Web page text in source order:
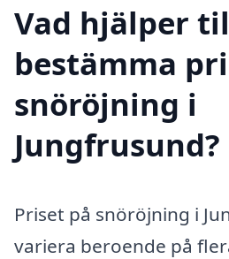
Vad hjälper
bestämma
snöröjning i
Jungfrusund?
Priset på snöröjning i
variera beroende på